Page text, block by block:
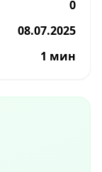
0
08.07.2025
1 мин